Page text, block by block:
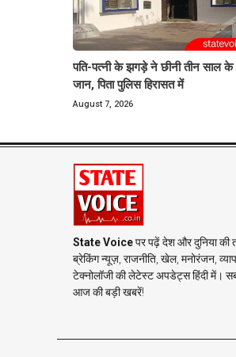
पति-पत्नी के झगड़े ने छीनी तीन साल के
जान, पिता पुलिस हिरासत में
August 7, 2026
State Voiceपर पढ़ें देश और दुनिया की
ब्रेकिंग न्यूज़, राजनीति, खेल, मनोरंजन,
टेक्नोलॉजी की लेटेस्ट अपडेट्स हिंदी में।
आज की बड़ी खबरें!